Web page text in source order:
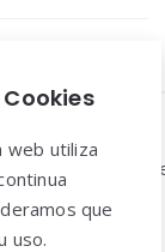
legal y
web utiliza
que
uso.